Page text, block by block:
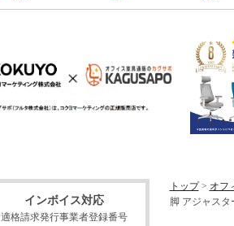
トップ> オフ
脚 アジャスタ
インボイス対応
適格請求発行事業者登録番号